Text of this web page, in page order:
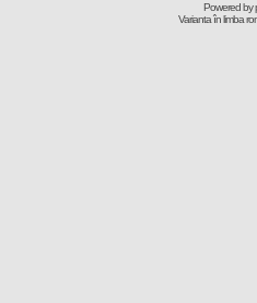
Powered by
Varianta în limba